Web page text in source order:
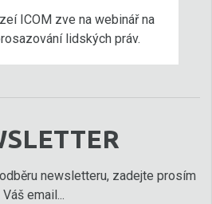
ICOM zve na webinář na
lidských práv.
newsletteru, zadejte prosím
Váš email...